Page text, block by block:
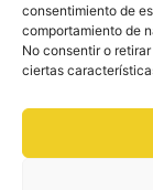
consentimiento de
comportamiento de
No consentir o
ciertas